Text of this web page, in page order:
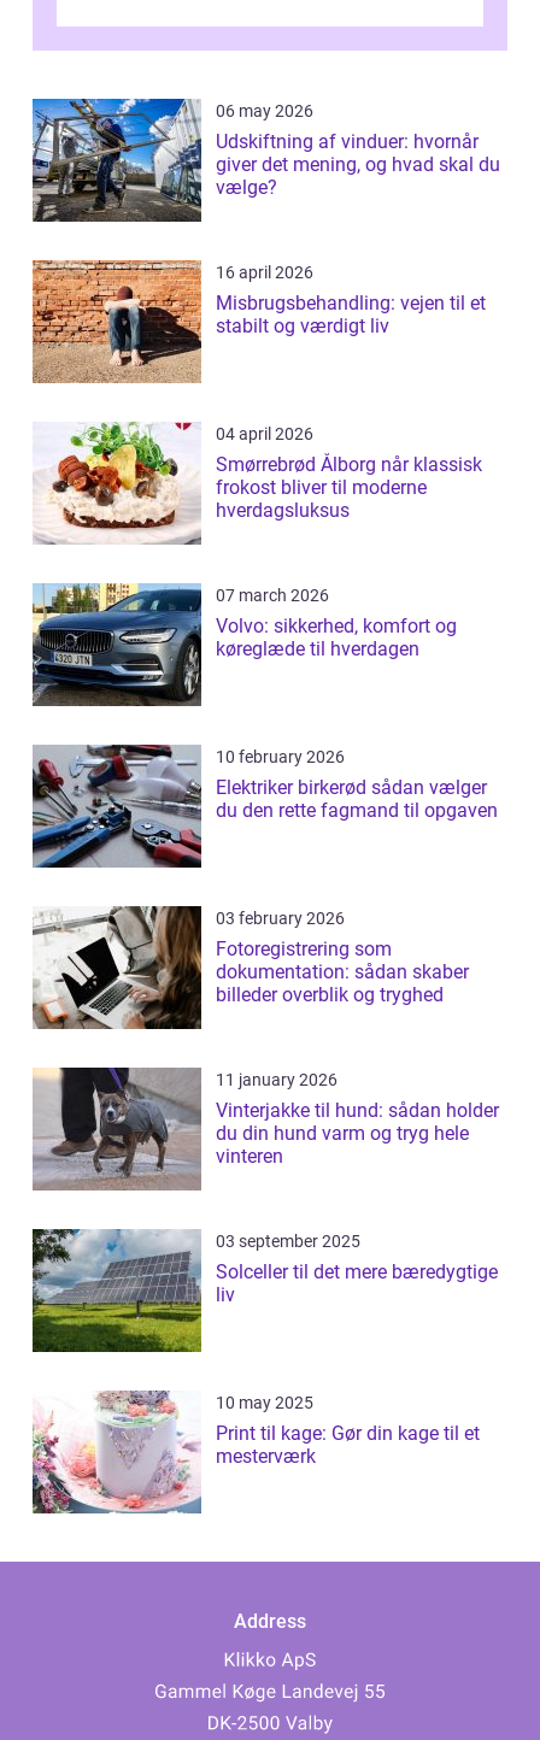
06 may 2026
Udskiftning af vinduer: hvornår
giver det mening, og hvad skal du
vælge?
16 april 2026
Misbrugsbehandling: vejen til et
stabilt og værdigt liv
04 april 2026
Smørrebrød Ålborg når klassisk
frokost bliver til moderne
hverdagsluksus
07 march 2026
Volvo: sikkerhed, komfort og
køreglæde til hverdagen
10 february 2026
Elektriker birkerød sådan vælger
du den rette fagmand til opgaven
03 february 2026
Fotoregistrering som
dokumentation: sådan skaber
billeder overblik og tryghed
11 january 2026
Vinterjakke til hund: sådan holder
du din hund varm og tryg hele
vinteren
03 september 2025
Solceller til det mere bæredygtige
liv
10 may 2025
Print til kage: Gør din kage til et
mesterværk
Address